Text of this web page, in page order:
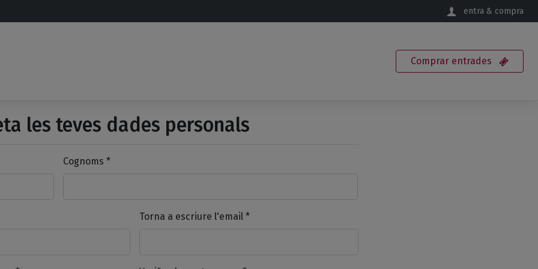
entra & compra
Comprar entrades
les teves dades personals
Cognoms *
Torna a escriure l'email *